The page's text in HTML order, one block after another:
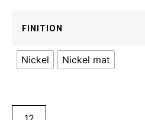
FINITION
Nickel Nickel mat